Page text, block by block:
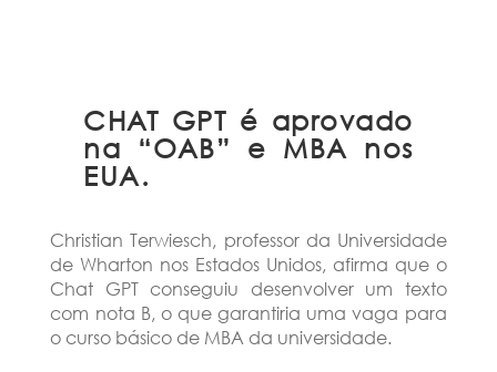
CHAT GPT é aprovado
na “OAB” e MBA nos
EUA.
Christian Terwiesch, professor da Universidade
de Wharton nos Estados Unidos, afirma que o
Chat GPT conseguiu desenvolver um texto
com nota B, o que garantiria uma vaga para
o curso básico de MBA da universidade.